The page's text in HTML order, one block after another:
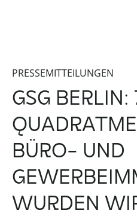
PRESSEMITTEILUNGEN
GSG
BÜRO- UND
WURDEN